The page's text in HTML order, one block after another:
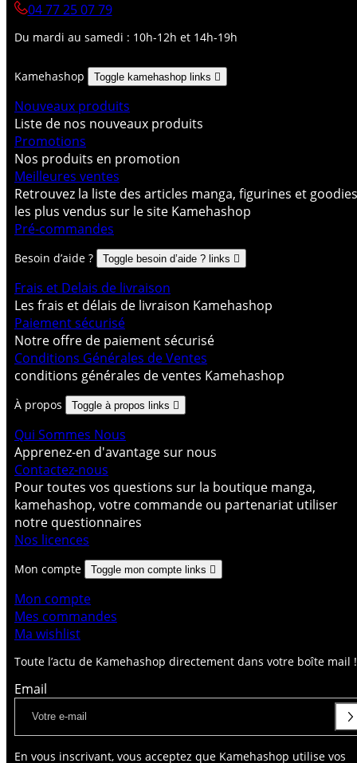
Toute l’actu de Kamehashop directement dans votre boîte mail !
Email
En vous inscrivant, vous acceptez que Kamehashop utilise vos
04 77 25 07 79
Du mardi au samedi : 10h-12h et 14h-19h
Kamehashop Toggle kamehashop links 
Nouveaux produits
Liste de nos nouveaux produits
Promotions
Nos produits en promotion
Meilleures ventes
Retrouvez la liste des articles manga, figurines et goodies
les plus vendus sur le site Kamehashop
Pré-commandes
Besoin d’aide ? Toggle besoin d’aide ? links 
Frais et Delais de livraison
Les frais et délais de livraison Kamehashop
Paiement sécurisé
Notre offre de paiement sécurisé
Conditions Générales de Ventes
conditions générales de ventes Kamehashop
À propos Toggle à propos links 
Qui Sommes Nous
Apprenez-en d'avantage sur nous
Contactez-nous
Pour toutes vos questions sur la boutique manga,
kamehashop, votre commande ou partenariat utiliser
notre questionnaires
Nos licences
Mon compte Toggle mon compte links 
Mon compte
Mes commandes
Ma wishlist